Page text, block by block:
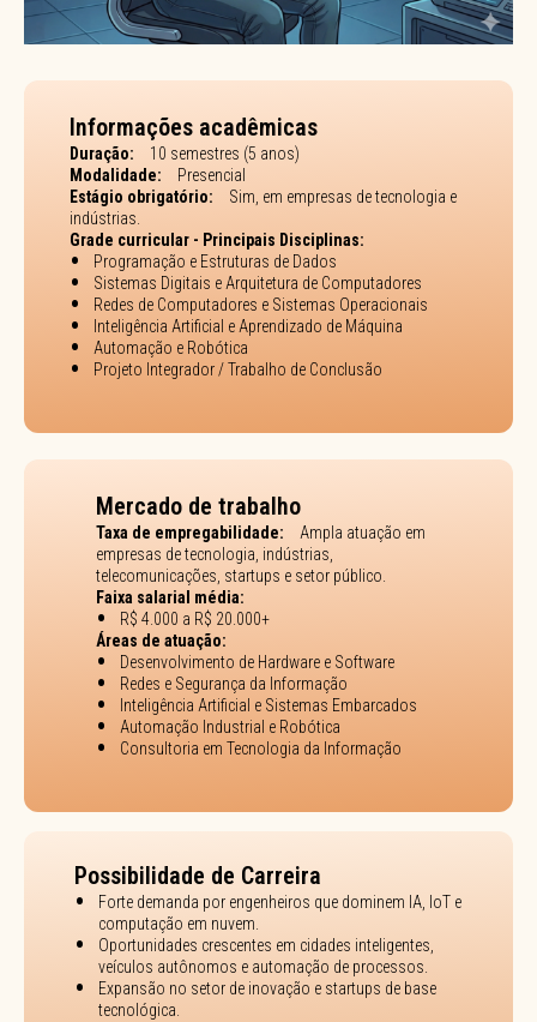
Informações acadêmicas
Duração:
10 semestres (5 anos)
Modalidade:
Presencial
Estágio obrigatório:
Sim, em empresas de tecnologia e
indústrias.
Grade curricular - Principais Disciplinas:
Programação e Estruturas de Dados
Sistemas Digitais e Arquitetura de Computadores
Redes de Computadores e Sistemas Operacionais
Inteligência Artificial e Aprendizado de Máquina
Automação e Robótica
Projeto Integrador / Trabalho de Conclusão
Mercado de trabalho
Taxa de empregabilidade:
Ampla atuação em
empresas de tecnologia, indústrias,
telecomunicações, startups e setor público.
Faixa salarial média:
R$ 4.000 a R$ 20.000+
Áreas de atuação:
Desenvolvimento de Hardware e Software
Redes e Segurança da Informação
Inteligência Artificial e Sistemas Embarcados
Automação Industrial e Robótica
Consultoria em Tecnologia da Informação
Possibilidade de Carreira
Forte demanda por engenheiros que dominem IA, IoT e
computação em nuvem.
Oportunidades crescentes em cidades inteligentes,
veículos autônomos e automação de processos.
Expansão no setor de inovação e startups de base
tecnológica.